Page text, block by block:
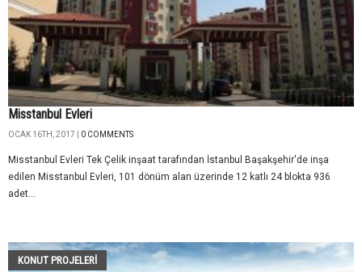
Misstanbul Evleri
OCAK 16TH, 2017 | 0 COMMENTS
Misstanbul Evleri Tek Çelik inşaat tarafından İstanbul Başakşehir'de inşa
edilen Misstanbul Evleri, 101 dönüm alan üzerinde 12 katlı 24 blokta 936
adet...
KONUT PROJELERI